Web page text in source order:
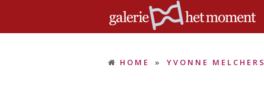
HOME » YVONNE MELCHERS